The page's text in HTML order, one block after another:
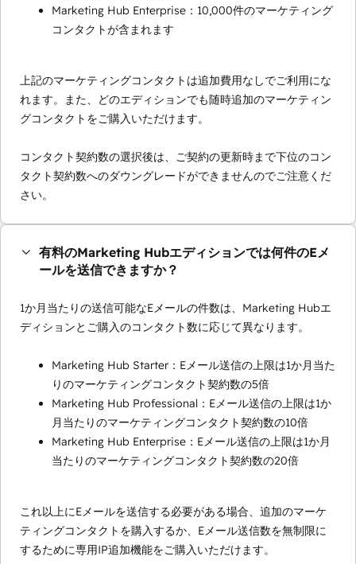
Marketing Hub Enterprise：10,000件のマーケティング
コンタクトが含まれます
上記のマーケティングコンタクトは追加費用なしでご利用にな
れます。また、どのエディションでも随時追加のマーケティン
グコンタクトをご購入いただけます。
コンタクト契約数の選択後は、ご契約の更新時まで下位のコン
タクト契約数へのダウングレードができませんのでご注意くだ
さい。
有料のMarketing Hubエディションでは何件のEメ
ールを送信できますか？
1か月当たりの送信可能なEメールの件数は、Marketing Hubエ
ディションとご購入のコンタクト数に応じて異なります。
Marketing Hub Starter：Eメール送信の上限は1か月当た
りのマーケティングコンタクト契約数の5倍
Marketing Hub Professional：Eメール送信の上限は1か
月当たりのマーケティングコンタクト契約数の10倍
Marketing Hub Enterprise：Eメール送信の上限は1か月
当たりのマーケティングコンタクト契約数の20倍
これ以上にEメールを送信する必要がある場合、追加のマーケ
ティングコンタクトを購入するか、Eメール送信数を無制限に
するために専用IP追加機能をご購入いただけます。